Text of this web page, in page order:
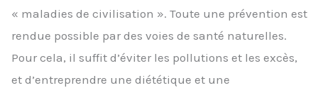
« maladies de civilisation ». Toute une prévention est
rendue possible par des voies de santé naturelles.
Pour cela, il suffit d’éviter les pollutions et les excès,
et d’entreprendre une diététique et une